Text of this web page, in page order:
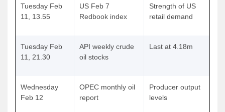
Tuesday Feb
11, 13.55
US Feb 7
Redbook index
Strength of US
retail demand
Tuesday Feb
11, 21.30
API weekly crude
oil stocks
Last at 4.18m
Wednesday
Feb 12
OPEC monthly oil
report
Producer output
levels